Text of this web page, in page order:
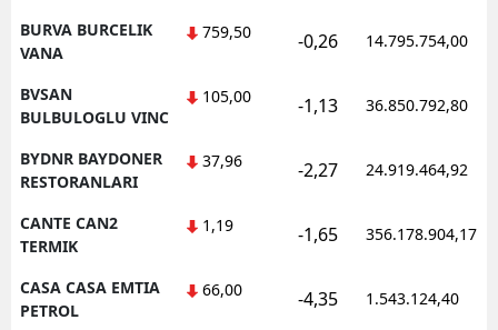
BURVA BURCELIK
VANA
759,50 -0,26 14.795.754,00
BVSAN
BULBULOGLU VINC
105,00 -1,13 36.850.792,80
BYDNR BAYDONER
RESTORANLARI
37,96 -2,27 24.919.464,92
CANTE CAN2
TERMIK
1,19 -1,65 356.178.904,17
CASA CASA EMTIA
PETROL
66,00 -4,35 1.543.124,40